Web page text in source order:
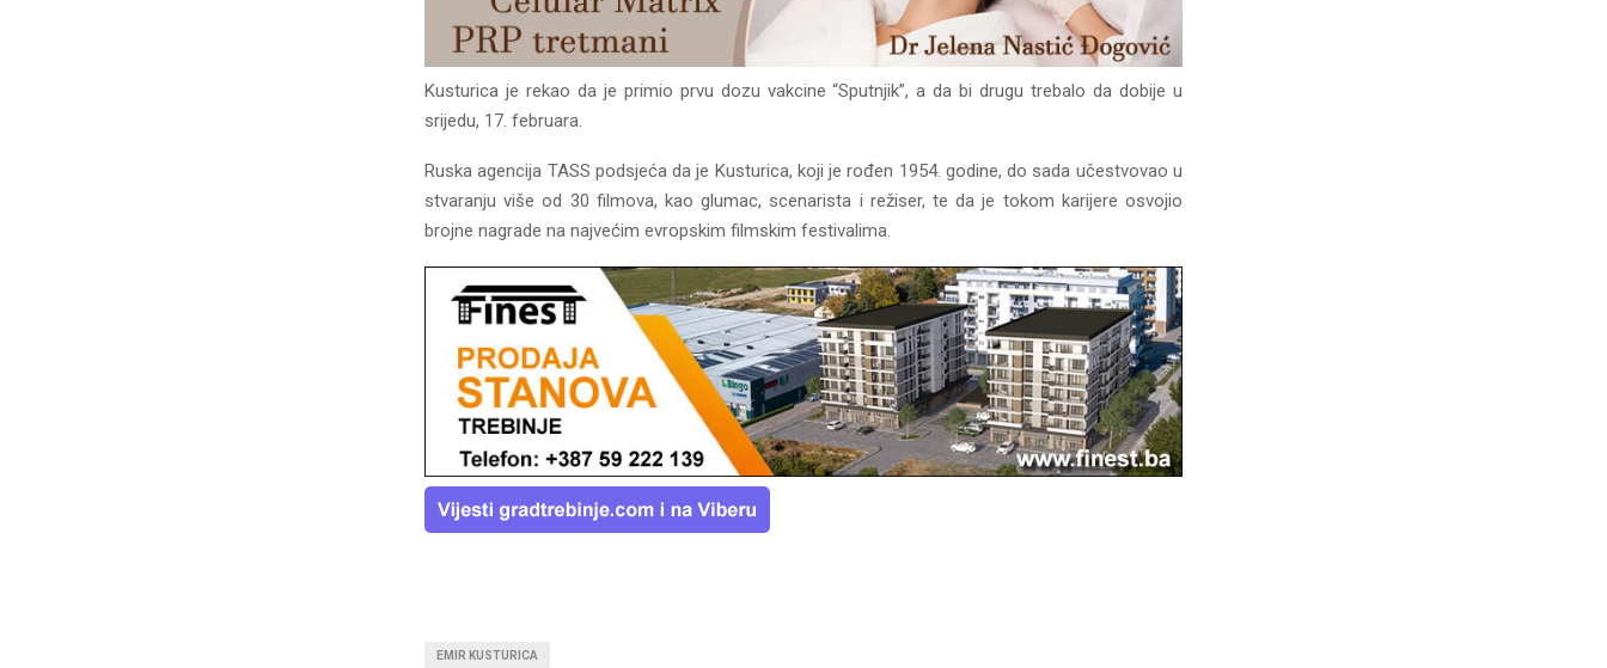
Kusturica je rekao da je primio prvu dozu vakcine “Sputnjik”, a da bi drugu trebalo da dobije u
srijedu, 17. februara.
Ruska agencija TASS podsjeća da je Kusturica, koji je rođen 1954. godine, do sada učestvovao u
stvaranju više od 30 filmova, kao glumac, scenarista i režiser, te da je tokom karijere osvojio
brojne nagrade na najvećim evropskim filmskim festivalima.
EMIR KUSTURICA